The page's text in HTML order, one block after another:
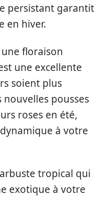
persistant garantit
en hiver.
floraison
une excellente
soient plus
pousses
roses en été,
à votre
tropical qui
exotique à votre